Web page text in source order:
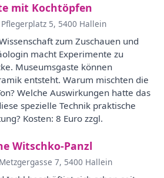
mit Kochtöpfen
Pflegerplatz 5, 5400 Hallein
zum Zuschauen und
macht Experimente zu
Museumsgaste können
entsteht. Warum mischten die
Welche Auswirkungen hatte das
spezielle Technik praktische
Kosten: 8 Euro zzgl.
Witschko-Panzl
Metzgergasse 7, 5400 Hallein